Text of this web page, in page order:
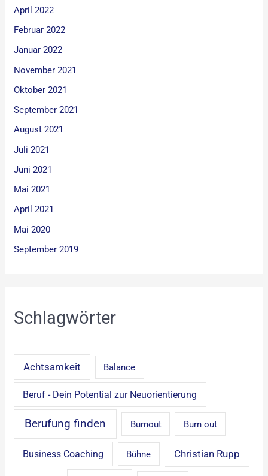
April 2022
Februar 2022
Januar 2022
November 2021
Oktober 2021
September 2021
August 2021
Juli 2021
Juni 2021
Mai 2021
April 2021
Mai 2020
September 2019
Schlagwörter
Achtsamkeit Balance
Beruf - Dein Potential zur Neuorientierung
Berufung finden Burnout Burn out
Business Coaching Bühne Christian Rupp